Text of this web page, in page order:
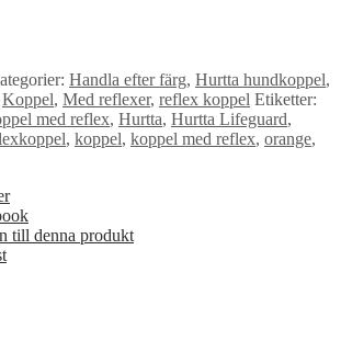
Handla efter färg, Hurtta hundkoppel,
Koppel, Med reflexer, reflex koppel Etiketter:
med reflex, Hurtta, Hurtta Lifeguard,
, koppel, koppel med reflex, orange,
till denna produkt